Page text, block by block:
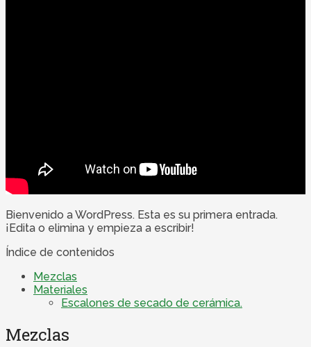
Bienvenido a WordPress. Esta es su primera entrada.
¡Edita o elimina y empieza a escribir!
Índice de contenidos
Mezclas
Materiales
Escalones de secado de cerámica.
Mezclas